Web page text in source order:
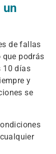
un
de fallas
que podrás
10 días
y
se